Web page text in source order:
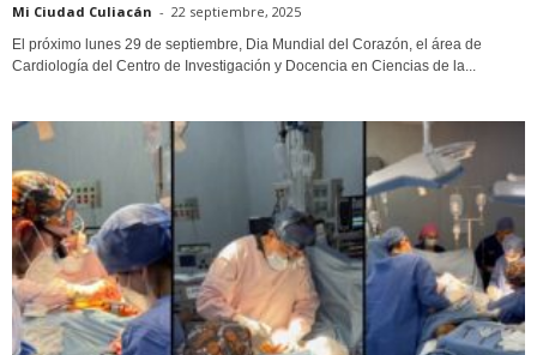
Mi Ciudad Culiacán - 22 septiembre, 2025
El próximo lunes 29 de septiembre, Dia Mundial del Corazón, el área de
Cardiología del Centro de Investigación y Docencia en Ciencias de la...